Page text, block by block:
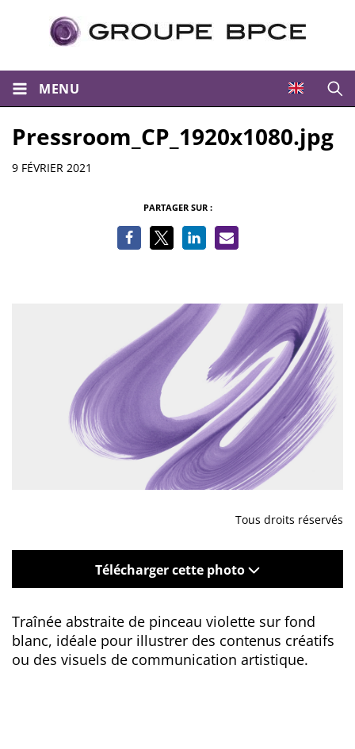
MENU
Pressroom_CP_1920x1080.jpg
Informations
9 FÉVRIER 2021
PARTAGER SUR :
Tous droits réservés
Télécharger cette photo
Traînée abstraite de pinceau violette sur fond
blanc, idéale pour illustrer des contenus créatifs
ou des visuels de communication artistique.